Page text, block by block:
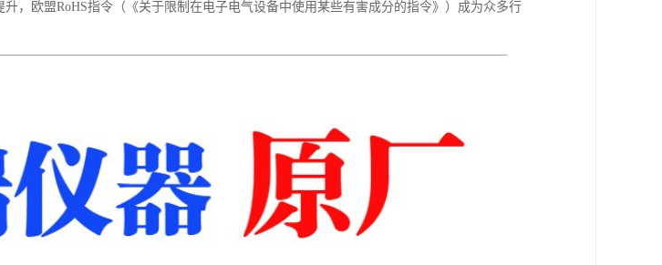
，欧盟RoHS指令（《关于限制在电子电气设备中使用某些有害成分的指令》）成为众多行